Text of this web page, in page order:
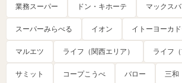
業務スーパー ドン・キホーテ マックス
スーパーみらべる イオン イトーヨーカ
マルエツ ライフ（関西エリア） ライフ
サミット コープこうべ バロー 三和